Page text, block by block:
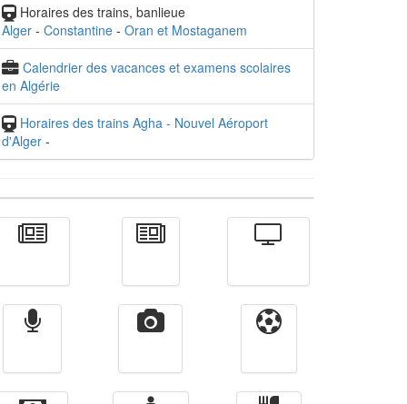
Horaires des trains, banlieue
Alger - Constantine - Oran et Mostaganem
Calendrier des vacances et examens scolaires
en Algérie
Horaires des trains Agha - Nouvel Aéroport
d'Alger -